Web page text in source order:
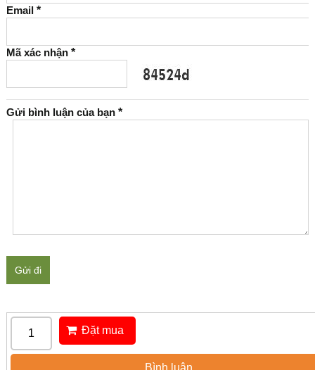
Email *
Mã xác nhận *
Gửi bình luận của bạn *
Gửi đi
Đặt mua
Bình luận